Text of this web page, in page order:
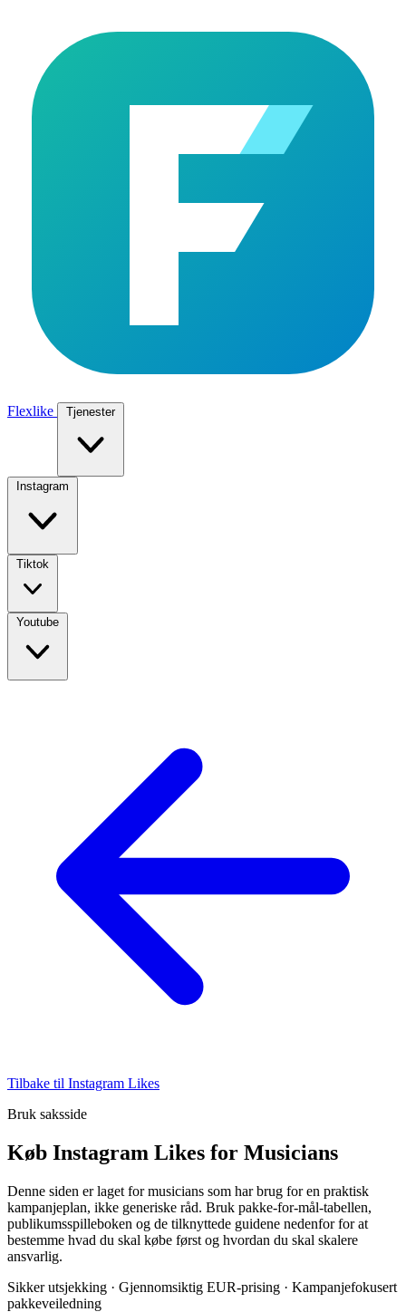
Flexlike Tjenester
Instagram
Tiktok
Youtube
Tilbake til Instagram Likes
Bruk saksside
Køb Instagram Likes for Musicians
Denne siden er laget for musicians som har brug for en praktisk
kampanjeplan, ikke generiske råd. Bruk pakke-for-mål-tabellen,
publikumsspilleboken og de tilknyttede guidene nedenfor for at
bestemme hvad du skal købe først og hvordan du skal skalere
ansvarlig.
Sikker utsjekking · Gjennomsiktig EUR-prising · Kampanjefokusert
pakkeveiledning